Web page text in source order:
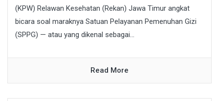
(KPW) Relawan Kesehatan (Rekan) Jawa Timur angkat
bicara soal maraknya Satuan Pelayanan Pemenuhan Gizi
(SPPG) — atau yang dikenal sebagai...
Read More